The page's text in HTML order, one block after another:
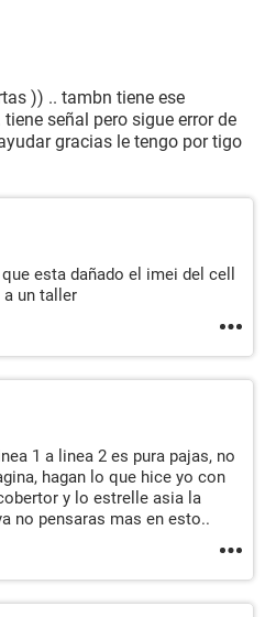
)) .. tambn tiene ese
señal pero sigue error de
gracias le tengo por tigo
esta dañado el imei del cell
un taller
1 a linea 2 es pura pajas, no
hagan lo que hice yo con
y lo estrelle asia la
no pensaras mas en esto..